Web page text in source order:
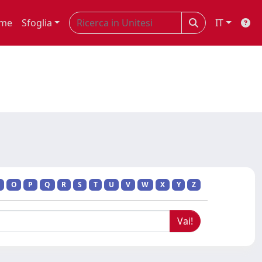
Sfoglia IT
O P Q R S T U V W X Y Z